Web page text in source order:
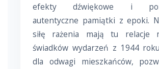
efekty dźwiękowe i
autentyczne pamiątki z epoki.
siłę rażenia mają tu relacje
świadków wydarzeń z 1944
dla odwagi mieszkańców,